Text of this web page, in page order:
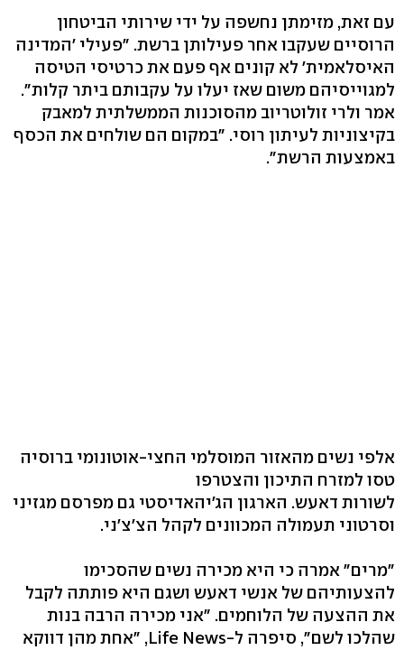
עם זאת, מזימתן נחשפה על ידי שירותי הביטחון
הרוסיים שעקבו אחר פעילותן ברשת. "פעילי 'המדינה
האיסלאמית' לא קונים אף פעם את כרטיסי הטיסה
למגוייסיהם משום שאז יעלו על עקבותם ביתר קלות".
אמר ולרי זולוטריוב מהסוכנות הממשלתית למאבק
בקיצוניות לעיתון רוסי. "במקום הם שולחים את הכסף
באמצעות הרשת".
אלפי נשים מהאזור המוסלמי החצי-אוטונומי ברוסיה
טסו למזרח התיכון והצטרפו
לשורות דאעש. הארגון הג'יהאדיסטי גם מפרסם מגזיני
וסרטוני תעמולה המכוונים לקהל הצ'צ'ני.
"מרים" אמרה כי היא מכירה נשים שהסכימו
להצעותיהם של אנשי דאעש ושגם היא פותתה לקבל
את ההצעה של הלוחמים. "אני מכירה הרבה בנות
שהלכו לשם", סיפרה ל-Life News, "אחת מהן דווקא